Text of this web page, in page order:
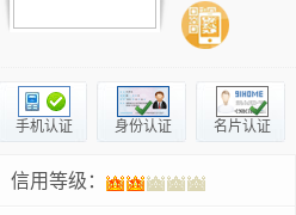
达芬奇国际中心10
栋55平米1室1厅1卫出租
手机认证 身份认证 名片认证
信用等级：